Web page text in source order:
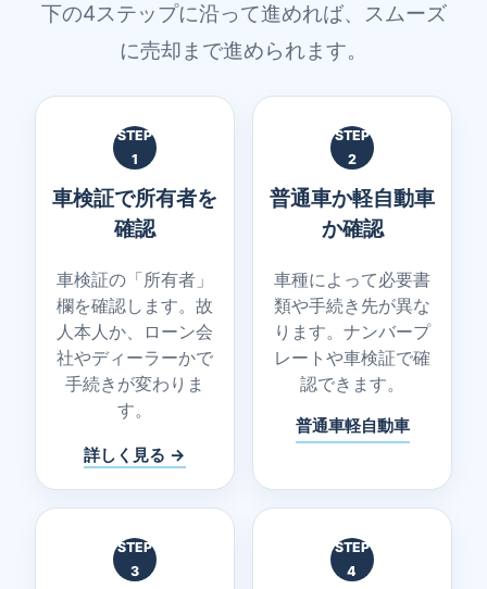
下の4ステップに沿って進めれば、スムーズ
に売却まで進められます。
STEP
1
車検証で所有者を
確認
車検証の「所有者」
欄を確認します。故
人本人か、ローン会
社やディーラーかで
手続きが変わりま
す。
詳しく見る →
STEP
2
普通車か軽自動車
か確認
車種によって必要書
類や手続き先が異な
ります。ナンバープ
レートや車検証で確
認できます。
普通車軽自動車
STEP
3
STEP
4